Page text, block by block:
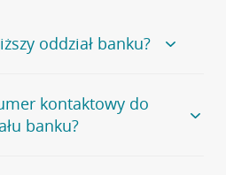
oddział banku?
banku, zapraszamy na
, na której znajduje się
kontaktowy do
banku?